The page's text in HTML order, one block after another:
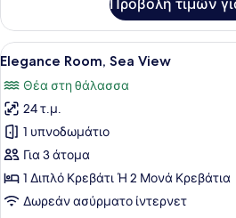
Room
Προβολή τιμών
Προβολή
όλων
των
φωτογραφιών
για
Elegance
Room,
Sea
Ένα
6
Elegance Room, Sea View
Θέα στη θάλασσα
24 τ.μ.
1 υπνοδωμάτιο
Για 3 άτομα
1 Διπλό Κρεβάτι Ή 2 Μονά Κρεβάτια
Δωρεάν ασύρματο ίντερνετ